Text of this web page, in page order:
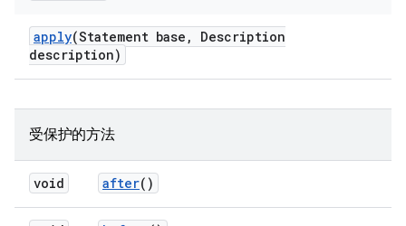
apply(Statement base ,
Description
description)
受保护的方法
void after()